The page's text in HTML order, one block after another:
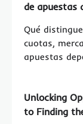
de apuestas
Qué
cuotas,
apuestas
Unlocking
to Finding